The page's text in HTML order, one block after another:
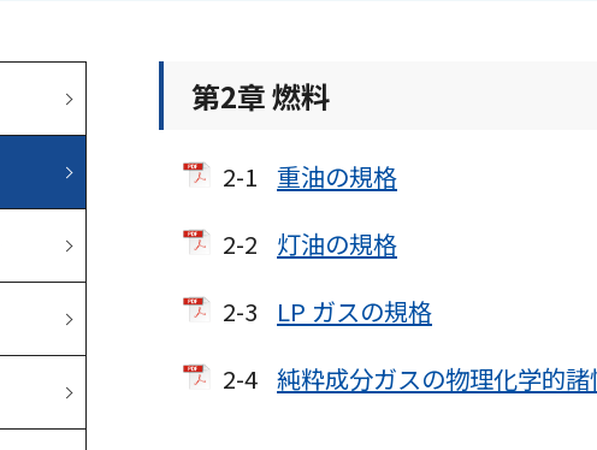
第2章 燃料
2-1 重油の規格
2-2 灯油の規格
2-3
LP ガスの規格
2-4 純粋成分ガスの物理化学的諸